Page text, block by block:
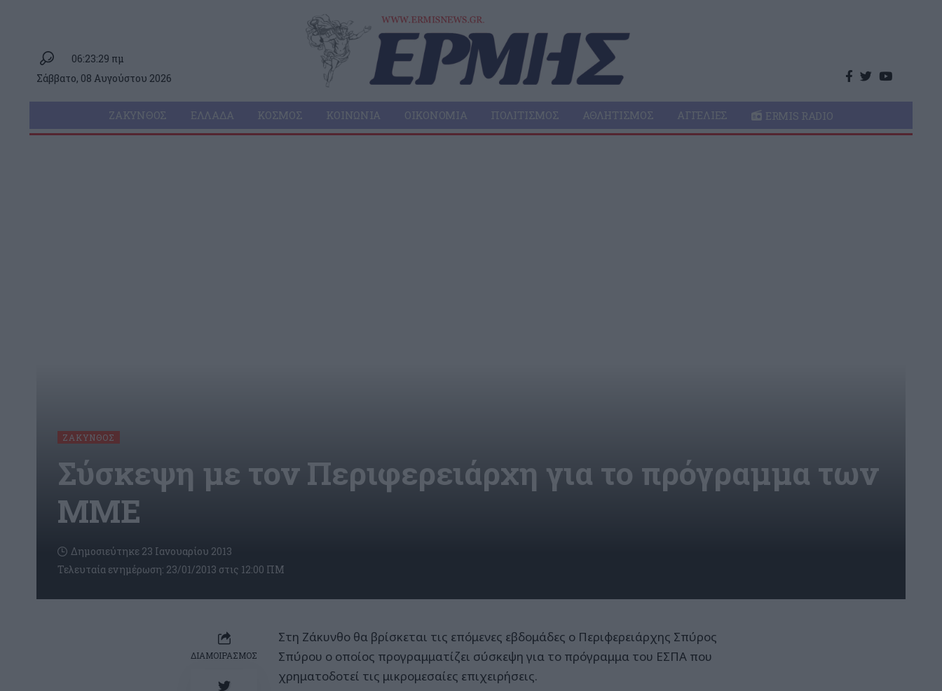
06:23:29 πμ
Σάββατο, 08 Αυγούστου 2026
ΖΆΚΥΝΘΟΣ ΕΛΛΆΔΑ ΚΌΣΜΟΣ ΚΟΙΝΩΝΊΑ ΟΙΚΟΝΟΜΊΑ ΠΟΛΙΤΙΣΜΌΣ ΑΘΛΗΤΙΣΜΌΣ ΑΓΓΕΛΊΕΣ ERMIS RADIO
ΖΆΚΥΝΘΟΣ
Σύσκεψη με τον Περιφερειάρχη για το πρόγραμμα των
ΜΜΕ
Τελευταία ενημέρωση: 23/01/2013 στις 12:00 ΠΜ
Δημοσιεύτηκε 23 Ιανουαρίου 2013
ΔΙΑΜΟΙΡΑΣΜΟΣ
Στη Ζάκυνθο θα βρίσκεται τις επόμενες εβδομάδες ο Περιφερειάρχης Σπύρος
Σπύρου ο οποίος προγραμματίζει σύσκεψη για το πρόγραμμα του ΕΣΠΑ που
χρηματοδοτεί τις μικρομεσαίες επιχειρήσεις.